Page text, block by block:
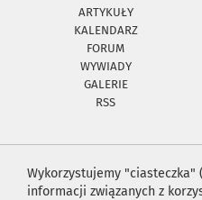
ARTYKUŁY
KALENDARZ
FORUM
WYWIADY
GALERIE
RSS
Wykorzystujemy "ciasteczka"
informacji związanych z